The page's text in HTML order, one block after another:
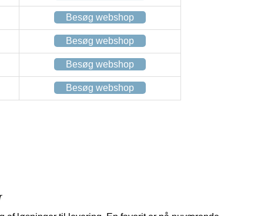
Besøg webshop
Besøg webshop
Besøg webshop
Besøg webshop